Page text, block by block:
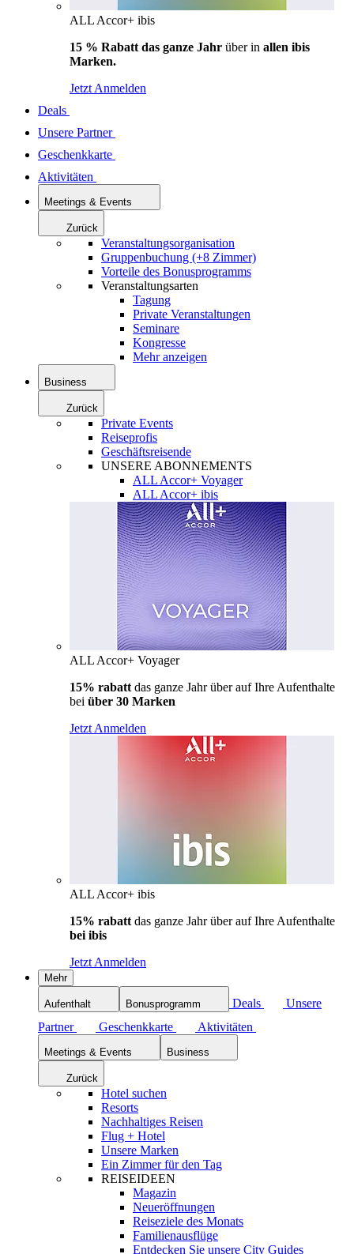
ALL Accor+ ibis
15 % Rabatt das ganze Jahr über in allen ibis
Marken.
Jetzt Anmelden
Deals
Unsere Partner
Geschenkkarte
Aktivitäten
Meetings & Events
Zurück
Veranstaltungsorganisation
Gruppenbuchung (+8 Zimmer)
Vorteile des Bonusprogramms
Veranstaltungsarten
Tagung
Private Veranstaltungen
Seminare
Kongresse
Mehr anzeigen
Business
Zurück
Private Events
Reiseprofis
Geschäftsreisende
UNSERE ABONNEMENTS
ALL Accor+ Voyager
ALL Accor+ ibis
ALL Accor+ Voyager
15% rabatt das ganze Jahr über auf Ihre Aufenthalte
bei über 30 Marken
Jetzt Anmelden
ALL Accor+ ibis
15% rabatt das ganze Jahr über auf Ihre Aufenthalte
bei ibis
Jetzt Anmelden
Mehr
Aufenthalt Bonusprogramm Deals
Unsere
Partner
Geschenkkarte Aktivitäten
Meetings & Events Business
Zurück
Hotel suchen
Resorts
Nachhaltiges Reisen
Flug + Hotel
Unsere Marken
Ein Zimmer für den Tag
REISEIDEEN
Magazin
Neueröffnungen
Reiseziele des Monats
Familienausflüge
Entdecken Sie unsere City Guides